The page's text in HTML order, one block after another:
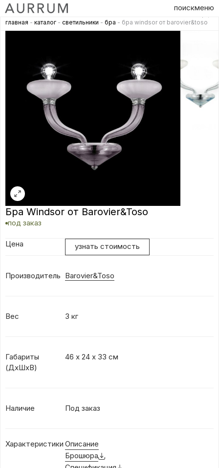
поискменю
главная - каталог - светильники - бра - бра windsor от barovier&toso
Бра Windsor от Barovier&Toso
под заказ
Цена узнать стоимость
Производитель Barovier&Toso
Вес 3 кг
Габариты
(ДхШхВ)
46 х 24 х 33 см
Наличие Под заказ
Характеристики Описание
Брошюра